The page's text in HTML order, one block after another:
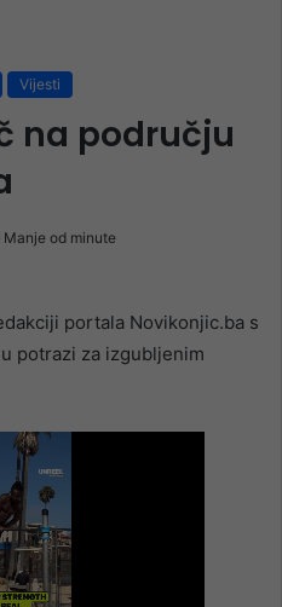
Vijesti
na području
Manje od minute
portala Novikonjic.ba s
potrazi za izgubljenim